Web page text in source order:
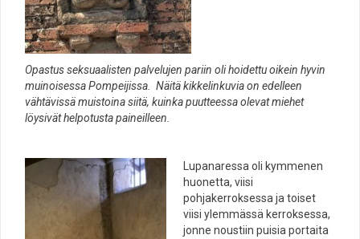
Opastus seksuaalisten palvelujen pariin oli hoidettu oikein hyvin
muinoisessa Pompeijissa. Näitä kikkelinkuvia on edelleen
vähtävissä muistoina siitä, kuinka puutteessa olevat miehet
löysivät helpotusta paineilleen.
Lupanaressa oli kymmenen
huonetta, viisi
pohjakerroksessa ja toiset
viisi ylemmässä kerroksessa,
jonne noustiin puisia portaita